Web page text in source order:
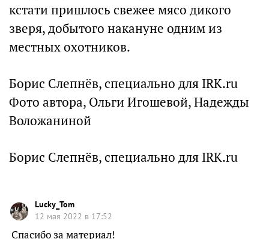
кстати пришлось свежее мясо дикого
зверя, добытого накануне одним из
местных охотников.
Борис Слепнёв, специально для IRK.ru
Фото автора, Ольги Игошевой, Надежды
Воложаниной
Борис Слепнёв, специально для IRK.ru
Lucky_Tom
12 мая 2022 в 17:52
Спасибо за материал!